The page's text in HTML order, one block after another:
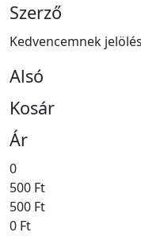
Szerző
Kedvencemnek jelölés
Alsó
Kosár
Ár
0
500 Ft
500 Ft
0 Ft